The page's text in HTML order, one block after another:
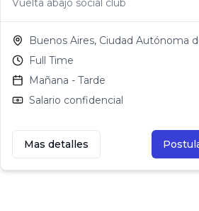
Vuelta abajo social club
Full Time
Mañana - Tarde
Salario confidencial
Mas detalles